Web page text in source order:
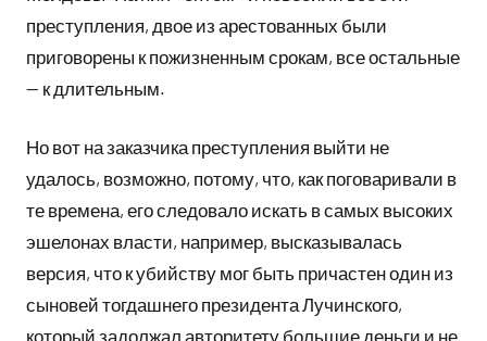
преступления, двое из арестованных были
приговорены к пожизненным срокам, все остальные
— к длительным.
Но вот на заказчика преступления выйти не
удалось, возможно, потому, что, как поговаривали в
те времена, его следовало искать в самых высоких
эшелонах власти, например, высказывалась
версия, что к убийству мог быть причастен один из
сыновей тогдашнего президента Лучинского,
который задолжал авторитету большие деньги и не